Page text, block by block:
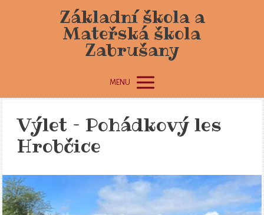
Základní škola a
Mateřská škola
Zabrušany
MENU
Výlet – Pohádkový les
Hrobčice